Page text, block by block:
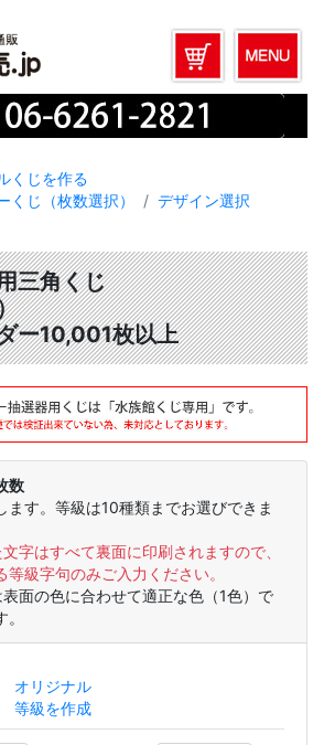
くじを作る
くじ（枚数選択）
デザイン選択
三角くじ
ー10,001枚以上
数
ます。等級は10種類までお選びできま
字はすべて裏面に印刷されますので、
級字句のみご入力ください。
面の色に合わせて適正な色（1色）で
オリジナル
等級を作成